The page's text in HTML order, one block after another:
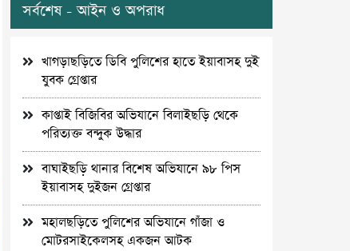
সর্বশেষ - আইন ও অপরাধ
খাগড়াছড়িতে ডিবি পুলিশের হাতে ইয়াবাসহ দুই
যুবক গ্রেপ্তার
কাপ্তাই বিজিবির অভিযানে বিলাইছড়ি থেকে
পরিত্যক্ত বন্দুক উদ্ধার
বাঘাইছড়ি থানার বিশেষ অভিযানে ৯৮ পিস
ইয়াবাসহ দুইজন গ্রেপ্তার
মহালছড়িতে পুলিশের অভিযানে গাঁজা ও
মোটরসাইকেলসহ একজন আটক